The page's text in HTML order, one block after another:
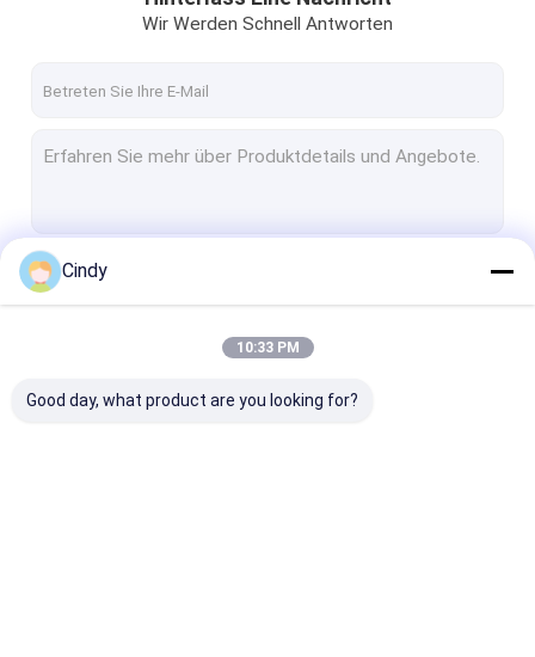
Trailer-Luft-Frühlinge
Kabinen-Luft-Frühlinge
Luft-Suspendierungs-Kompressor
BMW-Luft-Frühling
Wir Werden Schnell Antworten
Cindy
10:33 PM
Good day, what product are you looking for?